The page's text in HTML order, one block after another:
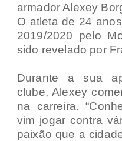
armador Alexey
O atleta de 24
2019/2020 pelo
sido revelado por
Durante a sua
clube, Alexey
na carreira.
vim jogar contra
paixão que a